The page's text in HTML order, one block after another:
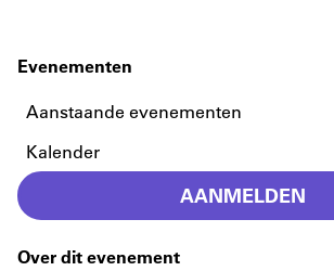
Evenementen
Aanstaande evenementen
Kalender
AANMELDEN
Over dit evenement